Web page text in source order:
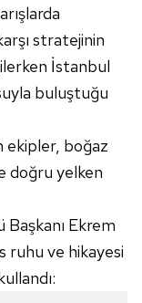
stratejinin
İstanbul
buluştuğu
ekipler, boğaz
doğru yelken
Başkanı Ekrem
ruhu ve hikayesi